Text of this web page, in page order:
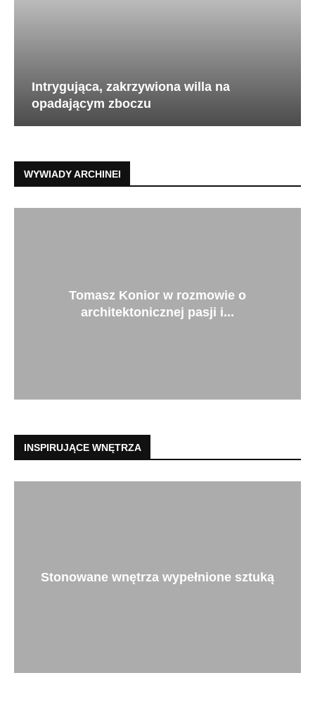
Intrygująca, zakrzywiona willa na
opadającym zboczu
WYWIADY ARCHINEI
Tomasz Konior w rozmowie o
architektonicznej pasji i...
INSPIRUJĄCE WNĘTRZA
Stonowane wnętrza wypełnione sztuką